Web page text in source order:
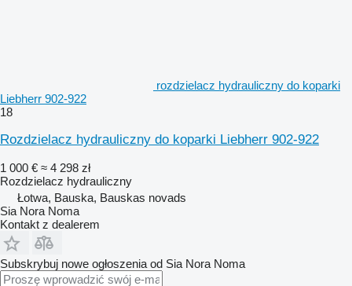
rozdzielacz hydrauliczny do koparki
Liebherr 902-922
18
Rozdzielacz hydrauliczny do koparki Liebherr 902-922
1 000 € ≈ 4 298 zł
Rozdzielacz hydrauliczny
Łotwa, Bauska, Bauskas novads
Sia Nora Noma
Kontakt z dealerem
Subskrybuj nowe ogłoszenia od Sia Nora Noma